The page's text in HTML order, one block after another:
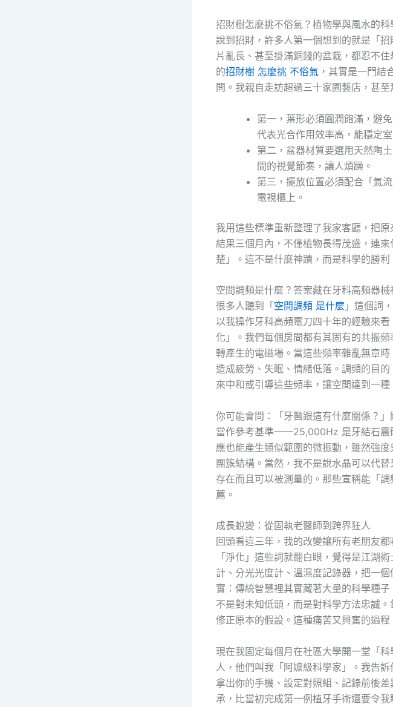
招財樹怎麼挑不俗氣？植物學與風水的科
說到招財，許多人第一個想到的就是「
片亂長、甚至掛滿銅錢的盆栽，都忍不
的招財樹 怎麼挑 不俗氣 ，其實是一門結
問。我親自走訪超過三十家園藝店，甚
第一，葉形必須圓潤飽滿，避
代表光合作用效率高，能穩定
第二，盆器材質要選用天然陶
間的視覺節奏，讓人煩躁。
第三，擺放位置必須配合「氣
電視櫃上。
我用這些標準重新整理了我家客廳，把
結果三個月內，不僅植物長得茂盛，連
楚」。這不是什麼神蹟，而是科學的勝利
空間調頻是什麼？答案藏在牙科高頻器械
很多人聽到「 空間調頻 是什麼 」這個詞
以我操作牙科高頻電刀四十年的經驗來
化」。我們每個房間都有其固有的共振
轉產生的電磁場。當這些頻率雜亂無章
造成疲勞、失眠、情緒低落。調頻的目
來中和或引導這些頻率，讓空間達到一種
你可能會問：「牙醫跟這有什麼關係？
當作參考基準——25,000Hz 是牙結石震
應也能產生類似範圍的微振動，雖然強
團簇結構。當然，我不是說水晶可以代
存在而且可以被測量的。那些宣稱能「
薦。
成長蛻變：從固執老醫師到跨界狂人
回頭看這三年，我的改變讓所有老朋友
「淨化」這些詞就翻白眼，覺得是江湖
計、分光光度計、溫濕度記錄器，把一
實：傳統智慧裡其實藏著大量的科學種
不是對未知低頭，而是對科學方法忠誠
修正原本的假設。這種痛苦又興奮的過程
現在我固定每個月在社區大學開一堂「
人，他們叫我「阿嬤級科學家」。我告
拿出你的手機、設定對照組、記錄前後
承，比當初完成第一例植牙手術還要令我